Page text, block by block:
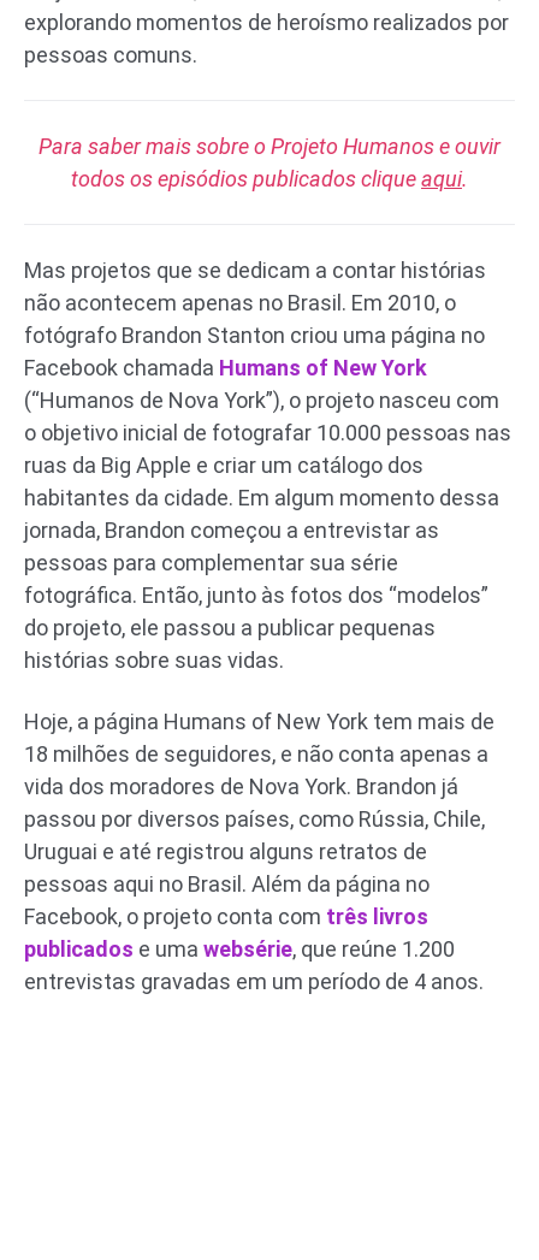
explorando momentos de heroísmo realizados por
pessoas comuns.
Para saber mais sobre o Projeto Humanos e ouvir
todos os episódios publicados cliqueaqui.
Mas projetos que se dedicam a contar histórias
não acontecem apenas no Brasil. Em 2010, o
fotógrafo Brandon Stanton criou uma página no
Facebook chamada Humans of New York
(“Humanos de Nova York”), o projeto nasceu com
o objetivo inicial de fotografar 10.000 pessoas nas
ruas da Big Apple e criar um catálogo dos
habitantes da cidade. Em algum momento dessa
jornada, Brandon começou a entrevistar as
pessoas para complementar sua série
fotográfica. Então, junto às fotos dos “modelos”
do projeto, ele passou a publicar pequenas
histórias sobre suas vidas.
Hoje, a página Humans of New York tem mais de
18 milhões de seguidores, e não conta apenas a
vida dos moradores de Nova York. Brandon já
passou por diversos países, como Rússia, Chile,
Uruguai e até registrou alguns retratos de
pessoas aqui no Brasil. Além da página no
Facebook, o projeto conta com três livros
publicados e uma websérie, que reúne 1.200
entrevistas gravadas em um período de 4 anos.